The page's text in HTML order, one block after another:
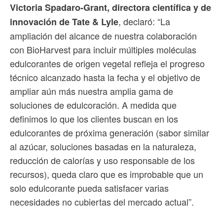
Victoria Spadaro-Grant, directora científica y de
innovación de Tate & Lyle, declaró: “La
ampliación del alcance de nuestra colaboración
con BioHarvest para incluir múltiples moléculas
edulcorantes de origen vegetal refleja el progreso
técnico alcanzado hasta la fecha y el objetivo de
ampliar aún más nuestra amplia gama de
soluciones de edulcoración. A medida que
definimos lo que los clientes buscan en los
edulcorantes de próxima generación (sabor similar
al azúcar, soluciones basadas en la naturaleza,
reducción de calorías y uso responsable de los
recursos), queda claro que es improbable que un
solo edulcorante pueda satisfacer varias
necesidades no cubiertas del mercado actual”.